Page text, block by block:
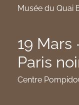
Musée du Quai
19 Mars
Paris
Centre